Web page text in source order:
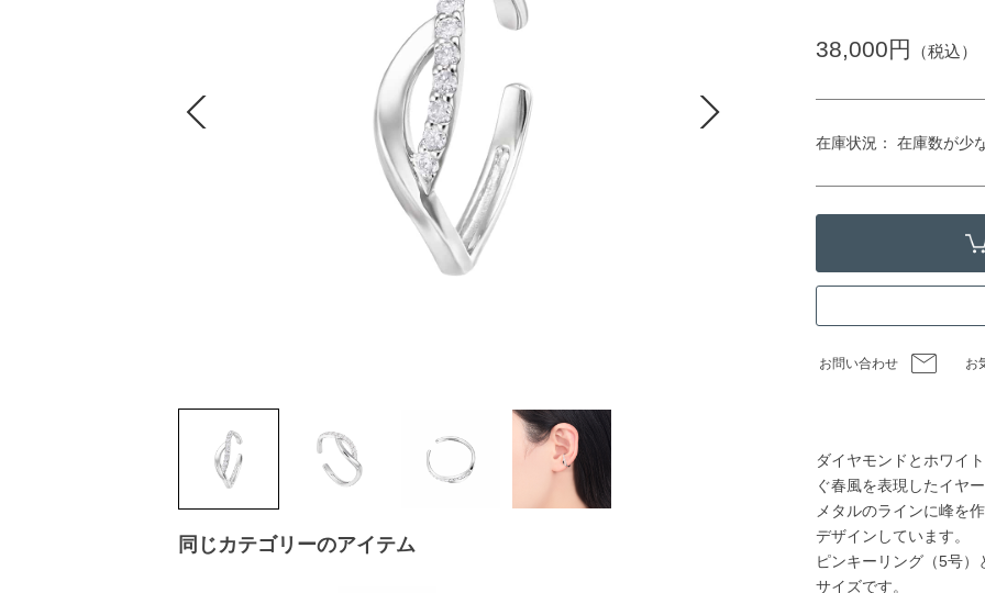
同じカテゴリーのアイテム
38,000円 （税込）
在庫状況： 在庫数が少
お問い合わせ お
ダイヤモンドとホワイ
ぐ春風を表現したイヤ
メタルのラインに峰を
デザインしています。
ピンキーリング（5号
サイズです。